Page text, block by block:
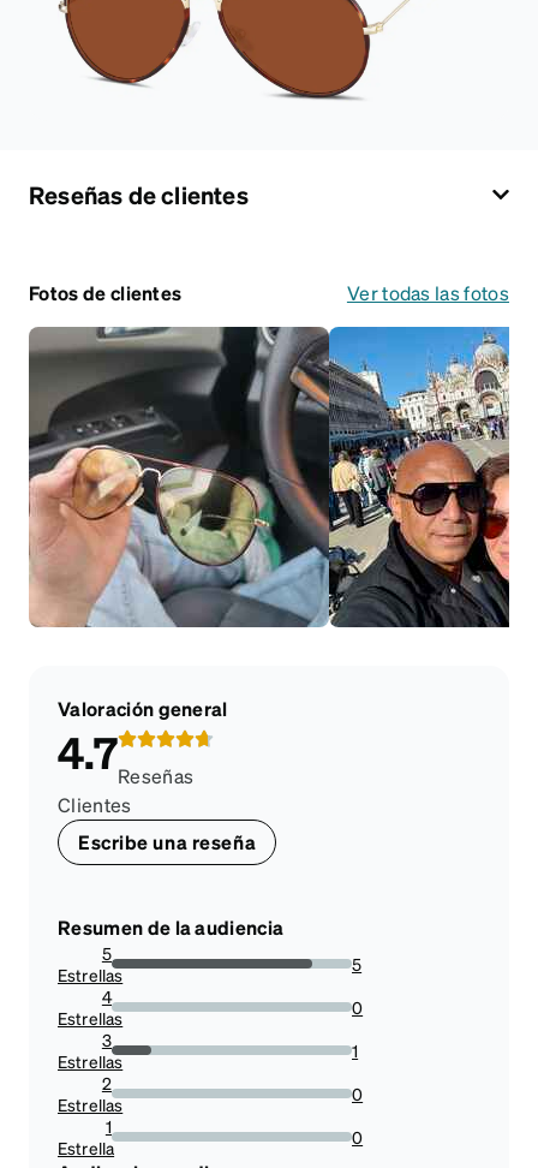
Reseñas de clientes
Fotos de clientes Ver todas las fotos
Valoración general
4.7Reseñas
Clientes
Escribe una reseña
Resumen de la audiencia
5
Estrellas83.33333333333334%
5
4
Estrellas
0%
0
3
Estrellas16.666666666666664%
1
2
Estrellas
0%
0
1
Estrella0%
0